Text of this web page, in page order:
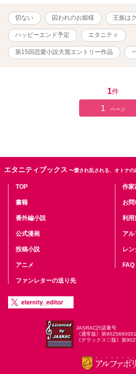
切ない 囚われのお姫様 王族は
ハッピーエンド予定 エタニティ
第15回恋愛小説大賞エントリー作品
1件
1 ページ
エタニティブックス 〜愛され乱される、オトナ
TOP
書籍
番外編小説
公式漫画
投稿小説
アニメ
ファンレターの送り先
作家
お
利用
ア
レ
FAQ
JASRAC許諾番号
《通常版》第
《デラックス♡版》第